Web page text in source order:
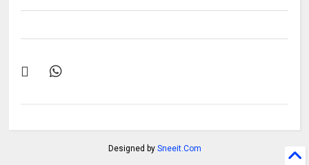
Designed by Sneeit.Com